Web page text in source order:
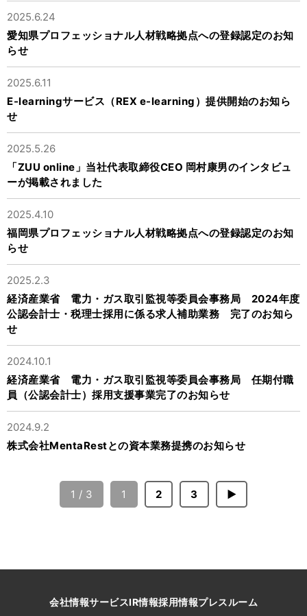
2025.6.24
愛知県プロフェッショナル人材戦略拠点への登録認定のお知
らせ
2025.6.11
E-learningサービス（REX e-learning）提供開始のお知ら
せ
2025.5.26
「ZUU online」当社代表取締役CEO 岡村康男のインタビュ
ーが掲載されました
2025.4.10
福岡県プロフェッショナル人材戦略拠点への登録認定のお知
らせ
2025.2.3
経済産業省 電力・ガス取引監視等委員会事務局 2024年度
公認会計士・税理士採用に係る求人補助業務 完了のお知ら
せ
2024.10.1
経済産業省 電力・ガス取引監視等委員会事務局 任期付職
員（公認会計士）採用支援事業完了のお知らせ
2024.9.2
株式会社MentaRestとの資本業務提携のお知らせ
1 / 3 1 2 3 ▶
会社情報サービスIR情報採用情報プレスルーム